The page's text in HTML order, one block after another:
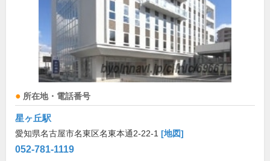
所在地・電話番号
星ヶ丘駅
愛知県名古屋市名東区名東本通2-22-1 [地図]
052-781-1119